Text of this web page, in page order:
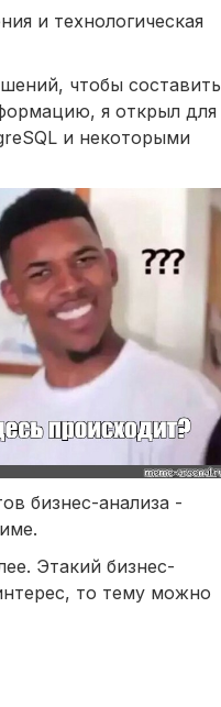
и технологическая
чтобы составить
я открыл для
и некоторыми
бизнес-анализа -
Этакий бизнес-
то тему можно